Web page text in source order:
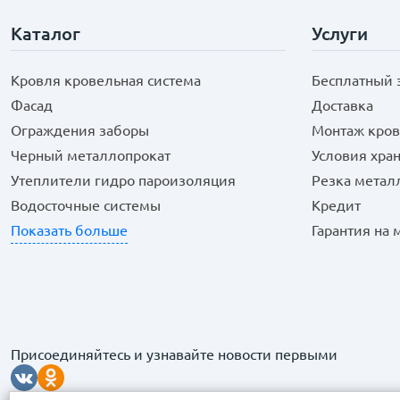
Каталог
Кровля кровельная система
Фасад
Ограждения заборы
Черный металлопрокат
Утеплители гидро пароизоляция
Водосточные системы
Показать больше
Услуги
Бесплатный
Доставка
Монтаж
Условия
Резка
Кредит
Гарантия на
Присоединяйтесь и узнавайте новости первыми